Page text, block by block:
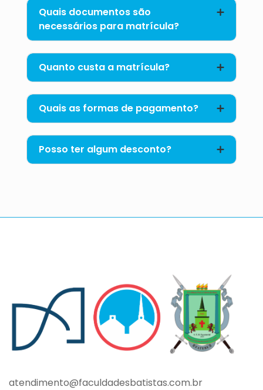
Quais documentos são
necessários para matrícula?
Quanto custa a matrícula?
Quais as formas de pagamento?
Posso ter algum desconto?
atendimento@faculdadesbatistas.com.br